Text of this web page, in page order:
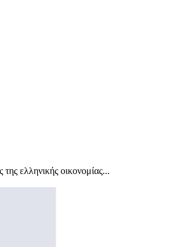
ελληνικής οικονομίας...